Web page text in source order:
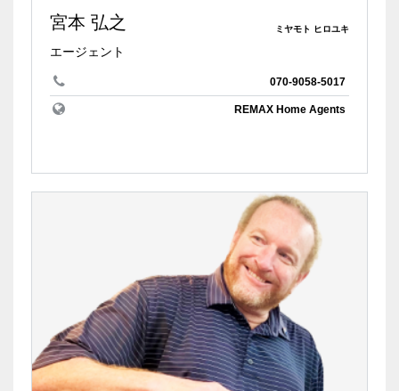
宮本 弘之 ミヤモト ヒロユキ
エージェント
070-9058-5017
REMAX Home Agents